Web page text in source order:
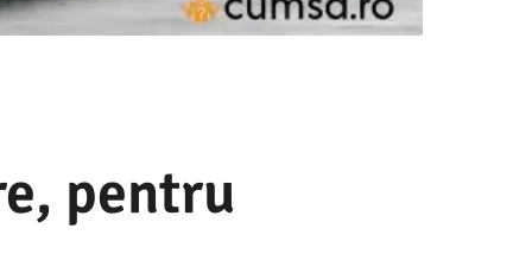
pentru